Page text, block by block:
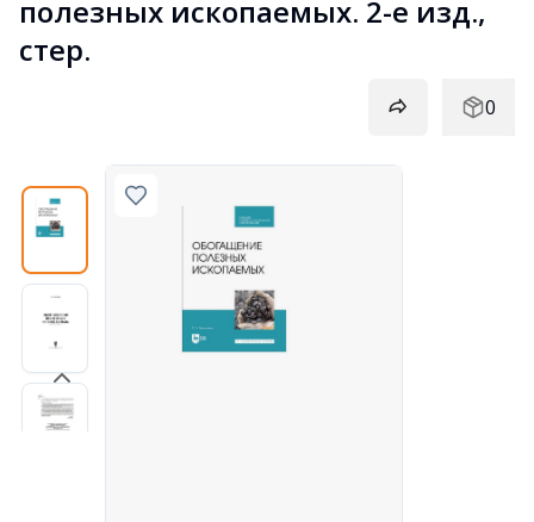
полезных ископаемых. 2-е изд.,
стер.
0